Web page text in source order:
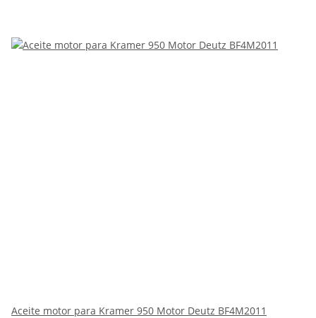
Aceite motor para Kramer 950 Motor Deutz BF4M2011